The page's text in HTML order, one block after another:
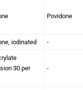
Povidone
iodinated -
30 per
-